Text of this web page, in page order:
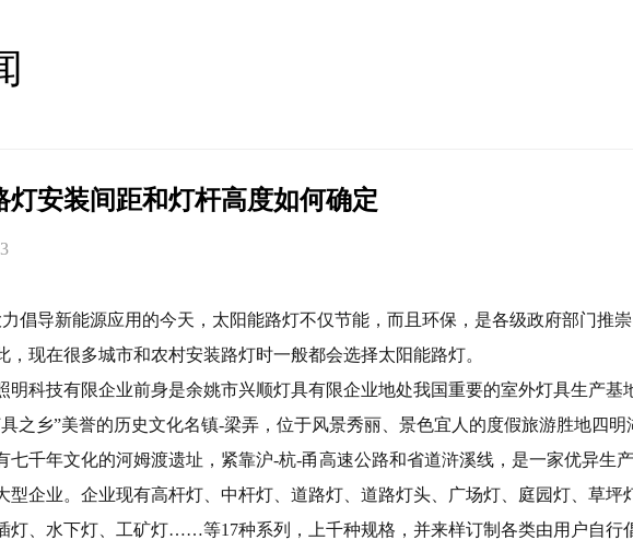
灯安装间距和灯杆高度如何确定
导新能源应用的今天，太阳能路灯不仅节能，而且环保，是各级政府部门推
，现在很多城市和农村安装路灯时一般都会选择太阳能路灯。
明科技有限企业前身是余姚市兴顺灯具有限企业地处我国重要的室外灯具生产基
之乡”美誉的历史文化名镇-梁弄，位于风景秀丽、景色宜人的度假旅游胜地四明
七千年文化的河姆渡遗址，紧靠沪-杭-甬高速公路和省道浒溪线，是一家优异生
型企业。企业现有高杆灯、中杆灯、道路灯、道路灯头、广场灯、庭园灯、草坪
灯、水下灯、工矿灯……等17种系列，上千种规格，并来样订制各类由用户自行